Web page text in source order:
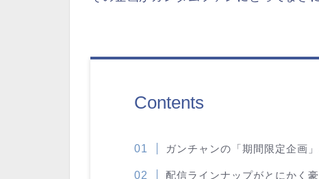
Contents
ガンチャンの「期間限定企画
配信ラインナップがとにかく